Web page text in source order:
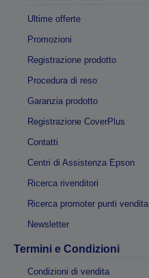
Ultime offerte
Promozioni
Registrazione prodotto
Procedura di reso
Garanzia prodotto
Registrazione CoverPlus
Contatti
Centri di Assistenza Epson
Ricerca rivenditori
Ricerca promoter punti vendita
Newsletter
Termini e Condizioni
Condizioni di vendita